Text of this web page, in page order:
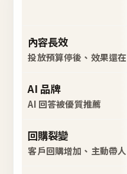
內容長效
投放預算停後、效果還在
AI 品牌
AI 回答被優質推薦
回購裂變
客戶回購增加、主動帶人